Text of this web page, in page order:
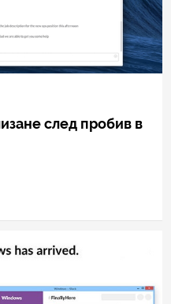
след пробив в